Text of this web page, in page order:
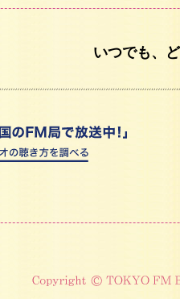
いつでも、